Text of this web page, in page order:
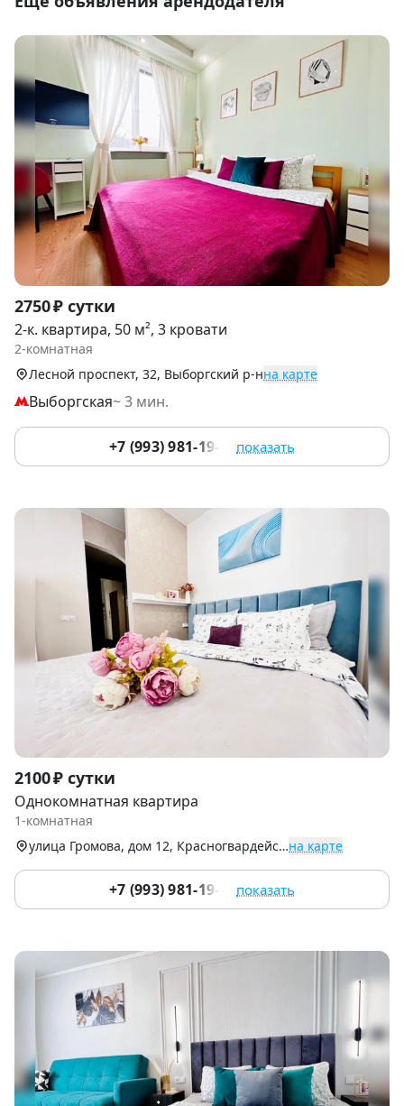
Item
1
of
9
2750 ₽ сутки
2-к. квартира, 50 м², 3 кровати
2-комнатная
Лесной проспект, 32, Выборгский р-нна карте
Выборгская~ 3 мин.
+7 (993) 981-19-91 показать
Item
1
of
2100 ₽ сутки
Однокомнатная квартира
1-комнатная
улица Громова, дом 12, Красногвардейский р-нна карте
+7 (993) 981-19-91 показать